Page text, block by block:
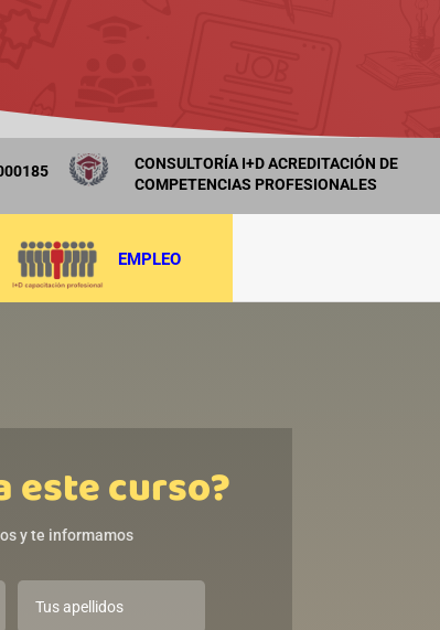
CONSULTORÍA I+D ACREDITACIÓN DE
COMPETENCIAS PROFESIONALES
EMPLEO
este curso?
y te informamos